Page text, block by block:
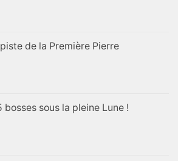
de la Première Pierre
bosses sous la pleine Lune !